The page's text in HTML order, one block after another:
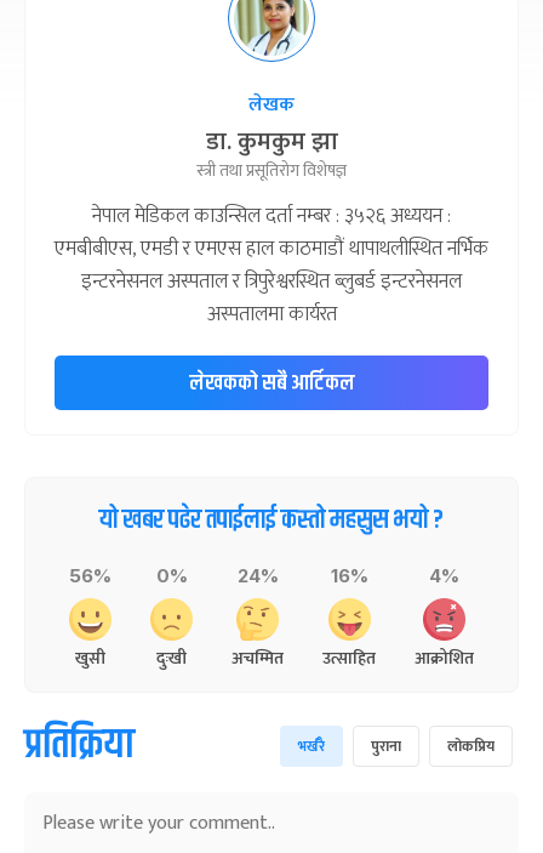
लेखक
डा. कुमकुम झा
स्त्री तथा प्रसूतिरोग विशेषज्ञ
नेपाल मेडिकल काउन्सिल दर्ता नम्बर : ३५२६ अध्ययन :
एमबीबीएस, एमडी र एमएस हाल काठमाडौं थापाथलीस्थित नर्भिक
इन्टरनेसनल अस्पताल र त्रिपुरेश्वरस्थित ब्लुबर्ड इन्टरनेसनल
अस्पतालमा कार्यरत
लेखकको सबै आर्टिकल
यो खबर पढेर तपाईलाई कस्तो महसुस भयो ?
56%
खुसी
0%
दुःखी
24%
अचम्मित
16%
उत्साहित
4%
आक्रोशित
प्रतिक्रिया भर्खरै पुराना लोकप्रिय